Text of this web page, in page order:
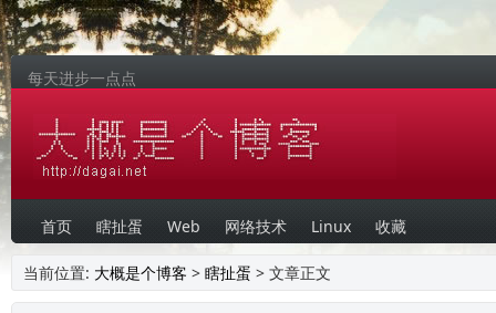
每天进步一点点
首页 瞎扯蛋 Web 网络技术 Linux 收藏
当前位置: 大概是个博客 > 瞎扯蛋 > 文章正文